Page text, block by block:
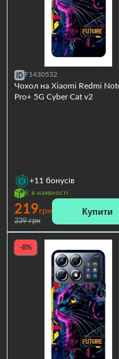
F1430532
Чохол на Xiaomi Redmi
Pro+ 5G Cyber Cat v2
+11 бонусів
Є в наявності
219грн
239 грн
Купити
-8%